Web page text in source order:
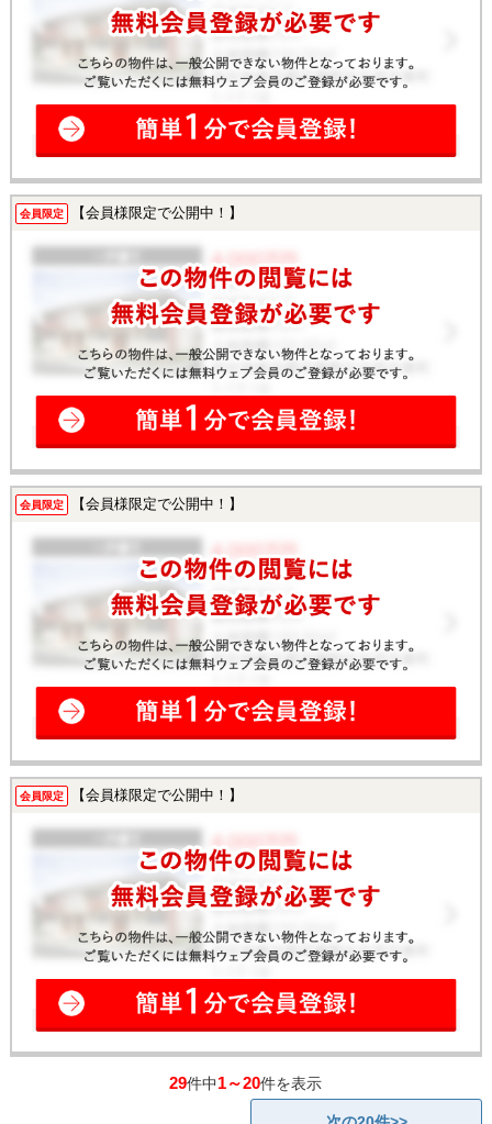
会員限定 【会員様限定で公開中！】
会員限定 【会員様限定で公開中！】
会員限定 【会員様限定で公開中！】
29件中1～20件を表示